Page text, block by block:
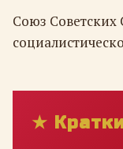
Союз Советских
★